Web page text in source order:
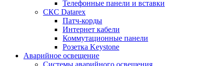
Телефонные панели и вставки
СКС Datarex
Патч-корды
Интернет кабели
Коммутационные панели
Розетка Keystone
Аварийное освещение
Системы аварийного освещения